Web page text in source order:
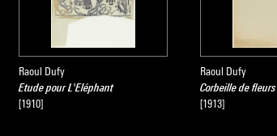
Raoul Dufy
Etude pour L'Eléphant
[1910]
Raoul Dufy
Corbeille de fleurs
[1913]